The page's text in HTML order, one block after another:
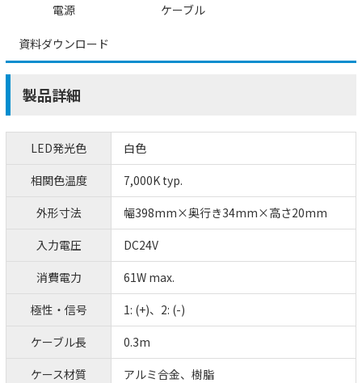
電源 ケーブル
資料ダウンロード
製品詳細
LED発光色
白色
相関色温度
7,000K typ.
外形寸法
幅398mm×奥行き34mm×高さ20mm
入力電圧
DC24V
消費電力
61W max.
極性・信号
1: (+)、2: (-)
ケーブル長
0.3m
ケース材質
アルミ合金、樹脂